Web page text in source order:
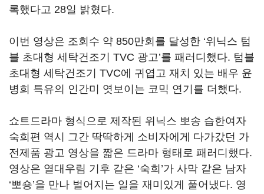
록했다고 28일 밝혔다.
이번 영상은 조회수 약 850만회를 달성한 ‘위닉스 텀
블 초대형 세탁건조기 TVC 광고’를 패러디했다. 텀블
초대형 세탁건조기 TVC에 귀엽고 재치 있는 배우 윤
병희 특유의 인간미 엿보이는 코믹 연기를 더했다.
쇼트드라마 형식으로 제작된 위닉스 뽀송 습한여자
숙희편 역시 그간 딱딱하게 소비자에게 다가갔던 가
전제품 광고 영상을 짧은 드라마 형태로 패러디했다.
영상은 열대우림 기후 같은 ‘숙희’가 사막 같은 남자
‘뽀숑’을 만나 벌어지는 일을 재미있게 풀어냈다. 영